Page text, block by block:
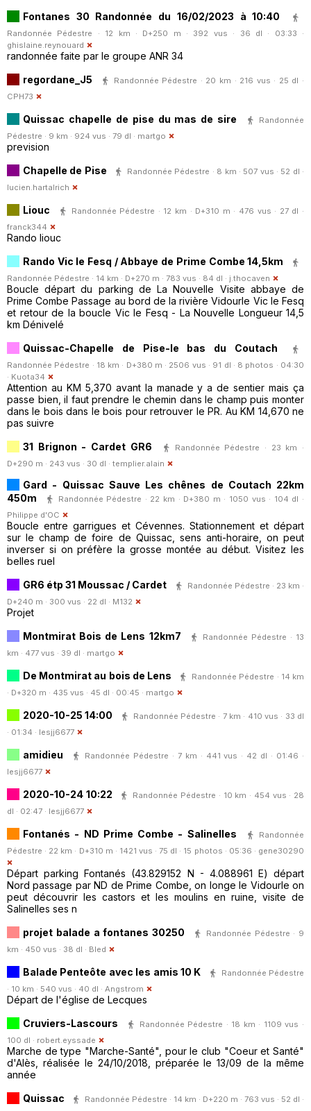
Fontanes 30 Randonnée du 16/02/2023 à 10:40
Randonnée Pédestre · 12 km · D+250 m · 392 vus · 36 dl · 03:33 ·
ghislaine.reynouard
randonnée faite par le groupe ANR 34
regordane_J5
Randonnée Pédestre · 20 km · 216 vus · 25 dl ·
CPH73
Quissac chapelle de pise du mas de sire
Randonnée
Pédestre · 9 km · 924 vus · 79 dl · martgo
prevision
Chapelle de Pise
Randonnée Pédestre · 8 km · 507 vus · 52 dl ·
lucien.hartalrich
Liouc
Randonnée Pédestre · 12 km · D+310 m · 476 vus · 27 dl ·
franck344
Rando liouc
Rando Vic le Fesq / Abbaye de Prime Combe 14,5km
Randonnée Pédestre · 14 km · D+270 m · 783 vus · 84 dl · j.thocaven
Boucle départ du parking de La Nouvelle Visite abbaye de
Prime Combe Passage au bord de la rivière Vidourle Vic le Fesq
et retour de la boucle Vic le Fesq - La Nouvelle Longueur 14,5
km Dénivelé
Quissac-Chapelle de Pise-le bas du Coutach
Randonnée Pédestre · 18 km · D+380 m · 2506 vus · 91 dl · 8 photos · 04:30
· Kuota34
Attention au KM 5,370 avant la manade y a de sentier mais ça
passe bien, il faut prendre le chemin dans le champ puis monter
dans le bois dans le bois pour retrouver le PR. Au KM 14,670 ne
pas suivre
31 Brignon - Cardet GR6
Randonnée Pédestre · 23 km ·
D+290 m · 243 vus · 30 dl · templier.alain
Gard - Quissac Sauve Les chênes de Coutach 22km
450m
Randonnée Pédestre · 22 km · D+380 m · 1050 vus · 104 dl ·
Philippe d'OC
Boucle entre garrigues et Cévennes. Stationnement et départ
sur le champ de foire de Quissac, sens anti-horaire, on peut
inverser si on préfère la grosse montée au début. Visitez les
belles ruel
GR6 étp 31 Moussac / Cardet
Randonnée Pédestre · 23 km ·
D+240 m · 300 vus · 22 dl · M132
Projet
Montmirat Bois de Lens 12km7
Randonnée Pédestre · 13
km · 477 vus · 39 dl · martgo
De Montmirat au bois de Lens
Randonnée Pédestre · 14 km
· D+320 m · 435 vus · 45 dl · 00:45 · martgo
2020-10-25 14:00
Randonnée Pédestre · 7 km · 410 vus · 33 dl
· 01:34 · lesjj6677
amidieu
Randonnée Pédestre · 7 km · 441 vus · 42 dl · 01:46 ·
lesjj6677
2020-10-24 10:22
Randonnée Pédestre · 10 km · 454 vus · 28
dl · 02:47 · lesjj6677
Fontanés - ND Prime Combe - Salinelles
Randonnée
Pédestre · 22 km · D+310 m · 1421 vus · 75 dl · 15 photos · 05:36 · gene30290
Départ parking Fontanés (43.829152 N - 4.088961 E) départ
Nord passage par ND de Prime Combe, on longe le Vidourle on
peut découvrir les castors et les moulins en ruine, visite de
Salinelles ses n
projet balade a fontanes 30250
Randonnée Pédestre · 9
km · 450 vus · 38 dl · Bled
Balade Penteôte avec les amis 10 K
Randonnée Pédestre
· 10 km · 540 vus · 40 dl · Angstrom
Départ de l'église de Lecques
Cruviers-Lascours
Randonnée Pédestre · 18 km · 1109 vus ·
100 dl · robert.eyssade
Marche de type "Marche-Santé", pour le club "Coeur et Santé"
d'Alès, réalisée le 24/10/2018, préparée le 13/09 de la même
année
Quissac
Randonnée Pédestre · 14 km · D+220 m · 763 vus · 52 dl ·